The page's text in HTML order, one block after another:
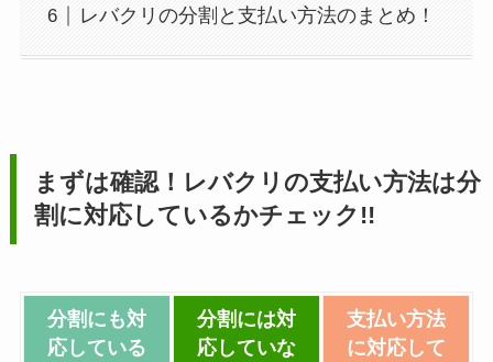
レバクリの分割と支払い方法のまとめ！
まずは確認！レバクリの支払い方法は分
割に対応しているかチェック!!
分割にも対
応している
分割には対
応していな
支払い方法
に対応して